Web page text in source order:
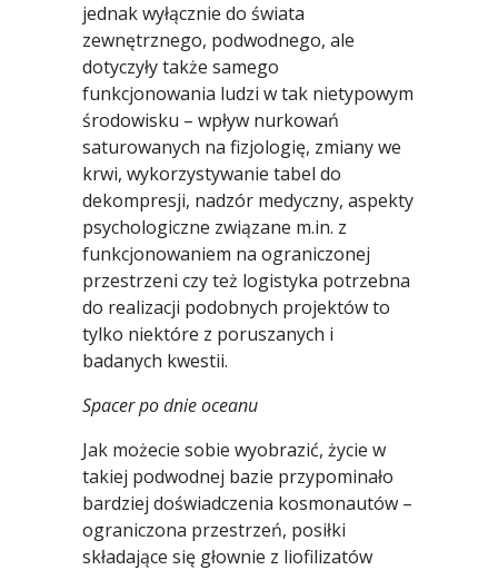
jednak wyłącznie do świata
zewnętrznego, podwodnego, ale
dotyczyły także samego
funkcjonowania ludzi w tak nietypowym
środowisku – wpływ nurkowań
saturowanych na fizjologię, zmiany we
krwi, wykorzystywanie tabel do
dekompresji, nadzór medyczny, aspekty
psychologiczne związane m.in. z
funkcjonowaniem na ograniczonej
przestrzeni czy też logistyka potrzebna
do realizacji podobnych projektów to
tylko niektóre z poruszanych i
badanych kwestii.
Spacer po dnie oceanu
Jak możecie sobie wyobrazić, życie w
takiej podwodnej bazie przypominało
bardziej doświadczenia kosmonautów –
ograniczona przestrzeń, posiłki
składające się głownie z liofilizatów